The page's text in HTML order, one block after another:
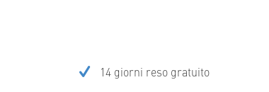
14 giorni reso gratuito